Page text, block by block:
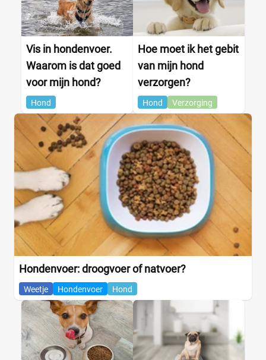
Vis in hondenvoer.
Waarom is dat goed
voor mijn hond?
Hond
Hoe moet ik het gebit
van mijn hond
verzorgen?
Hond Verzorging
Hondenvoer: droogvoer of natvoer?
Weetje Hondenvoer Hond